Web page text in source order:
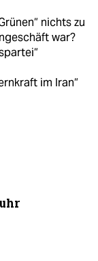
nichts zu
war?
im Iran“